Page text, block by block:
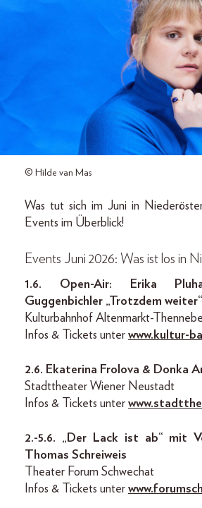
© Hilde van Mas
Was tut sich im Juni in
Events im Überblick!
Events Juni 2026: Was ist los in
1.6. Open-Air: Erika
Guggenbichler „Trotzdem weiter“
Kulturbahnhof Altenmarkt-
Infos & Tickets unter www.kultur-
2.6. Ekaterina Frolova & Donka
Stadttheater Wiener Neustadt
Infos & Tickets unter
2.-5.6. „Der Lack ist ab“ mit
Thomas Schreiweis
Theater Forum Schwechat
Infos & Tickets unter